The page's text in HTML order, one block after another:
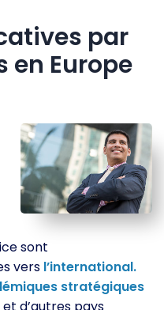
par
en Europe
sont
vers l’international.
stratégiques
et d’autres pays